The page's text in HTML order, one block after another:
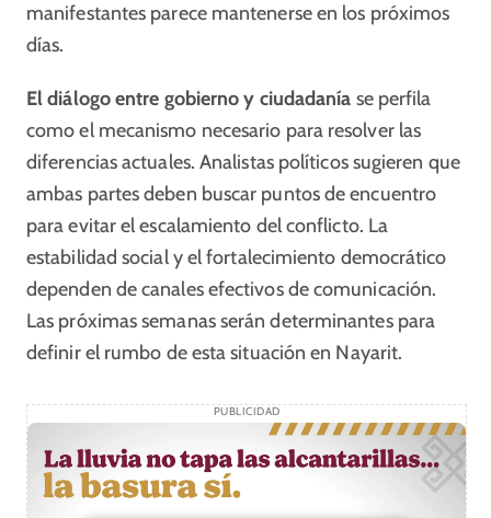
manifestantes parece mantenerse en los próximos
días.
El diálogo entre gobierno y ciudadanía se perfila
como el mecanismo necesario para resolver las
diferencias actuales. Analistas políticos sugieren que
ambas partes deben buscar puntos de encuentro
para evitar el escalamiento del conflicto. La
estabilidad social y el fortalecimiento democrático
dependen de canales efectivos de comunicación.
Las próximas semanas serán determinantes para
definir el rumbo de esta situación en Nayarit.
PUBLICIDAD